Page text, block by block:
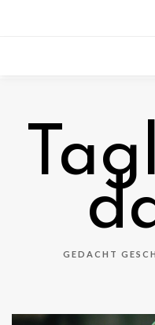
GEDACHT